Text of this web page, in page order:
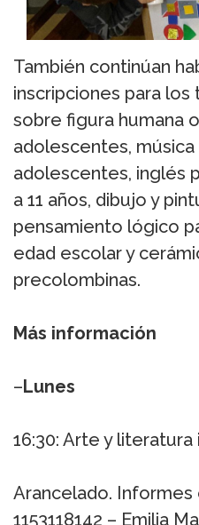
También continúan
inscripciones para
sobre figura humana
adolescentes, música
adolescentes, inglés
a 11 años, dibujo y
pensamiento lógico
edad escolar y
precolombinas.
Más información
–Lunes
16:30: Arte y literatura
Arancelado. Informes
1153118142 – Emilia